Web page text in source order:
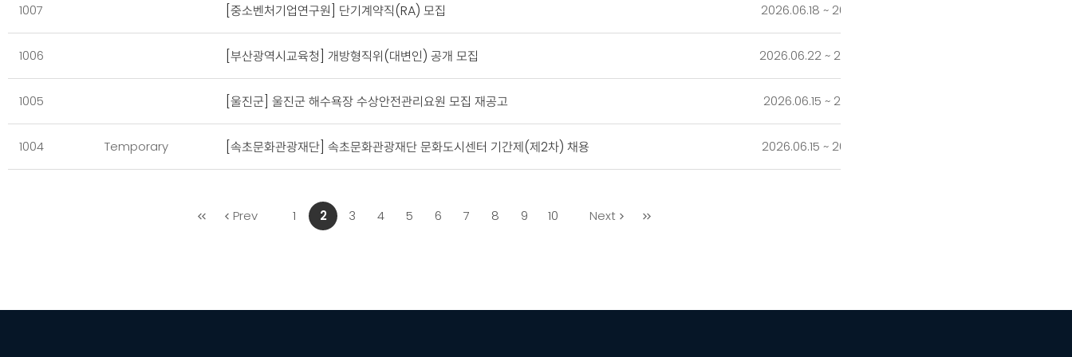
1007 [중소벤처기업연구원] 단기계약직(RA) 모집 2026.06.18 ~ 2026.06.26
1006 [부산광역시교육청] 개방형직위(대변인) 공개 모집 2026.06.22 ~ 2026.06.26
1005 [울진군] 울진군 해수욕장 수상안전관리요원 모집 재공고 2026.06.15 ~ 2026.06.19
1004 Temporary [속초문화관광재단] 속초문화관광재단 문화도시센터 기간제(제2차) 채용 2026.06.15 ~ 2026.06.22
처
Prev 1 2 3 4 5 6 7 8 9 10 Next
마